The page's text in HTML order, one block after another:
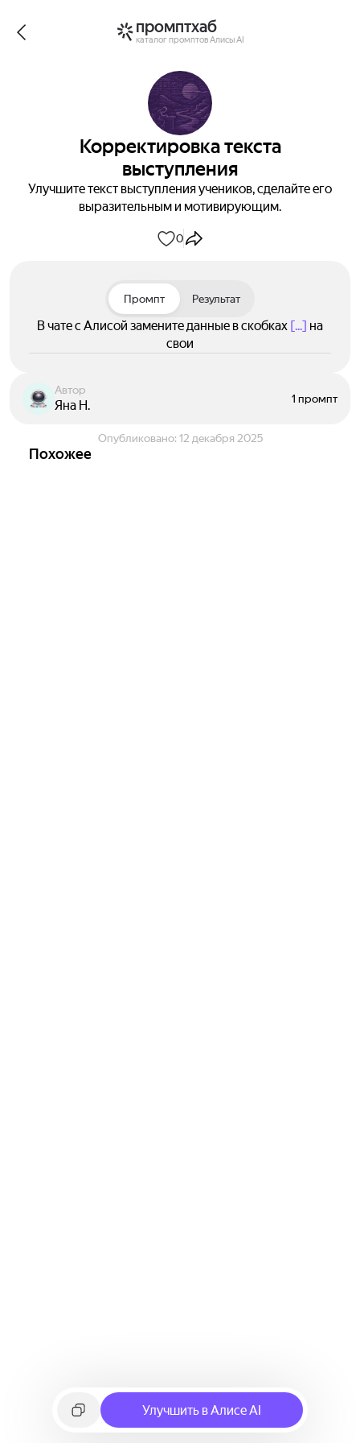
промптхаб
каталог промптов Алисы AI
Корректировка текста
выступления
Улучшите текст выступления учеников, сделайте его
выразительным и мотивирующим.
0
Промпт Результат
В чате с Алисой замените данные в скобках [...] на
свои
Автор
Яна Н. 1 промпт
Опубликовано: 12 декабря 2025
Похожее
Улучшить в Алисе AI